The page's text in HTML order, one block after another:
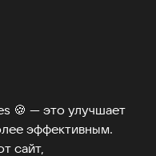
🍪 — это улучшает
эффективным.
сайт,